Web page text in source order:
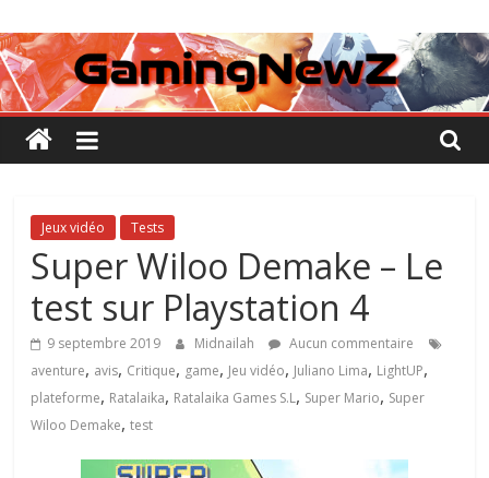
au
contenu
GamingNewZ
Tests
et
Actu
des
vidéo
Jeux vidéo Tests
Super Wiloo Demake – Le
test sur Playstation 4
9 septembre 2019 Midnailah
Aucun commentaire
aventure, avis, Critique, game, Jeu vidéo, Juliano Lima, LightUP,
plateforme, Ratalaika, Ratalaika Games S.L, Super Mario, Super
Wiloo Demake,test